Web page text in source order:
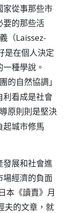
家從事那些市
要的那些活
（Laissez-
是在個人決定
種學說。
的自然協調」
利看成是社會
原則則是堅決
起城市修馬
發展和社會進
場經濟的負面
本《讀賣》月
夫的文章，就